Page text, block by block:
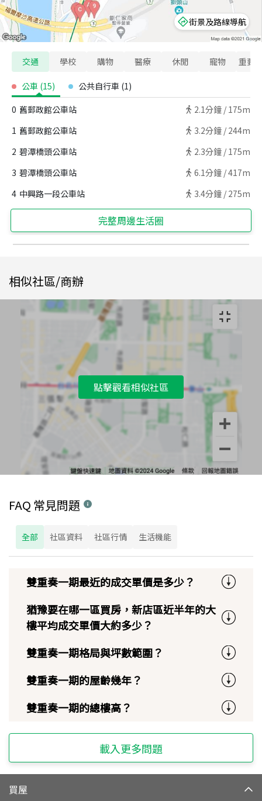
街景及路線導航
交通 學校 購物 醫療 休閒 寵物 重要
公車 (15) 公共自行車 (1)
0 舊郵政館公車站 2.1分鐘 / 175m
1 舊郵政館公車站 3.2分鐘 / 244m
2 碧潭橋頭公車站 2.3分鐘 / 175m
3 碧潭橋頭公車站 6.1分鐘 /417m
4 中興路一段公車站 3.4分鐘 / 275m
完整周邊生活圈
相似社區/商辦
點擊觀看相似社區
FAQ 常見問題
全部 社區資料 社區行情 生活機能
雙重奏一期最近的成交單價是多少？
猶豫要在哪一區買房，新店區近半年的大
樓平均成交單價大約多少？
雙重奏一期格局與坪數範圍？
雙重奏一期的屋齡幾年？
雙重奏一期的總樓高？
載入更多問題
買屋